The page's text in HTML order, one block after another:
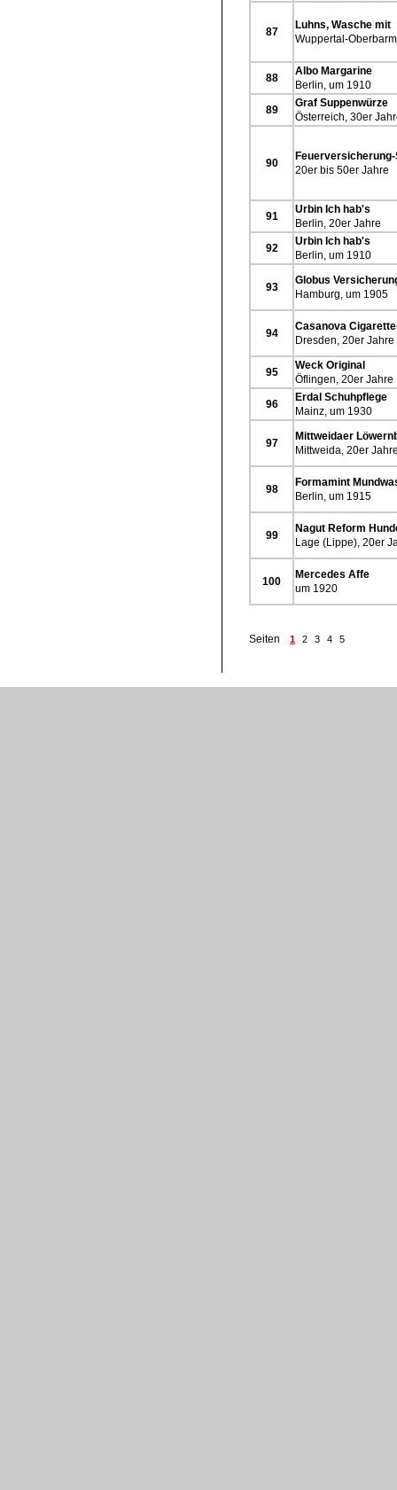
87
Luhns, Wasche mit
Wuppertal-
88
Albo Margarine
Berlin, um 1910
89
Graf Suppenwürze
Österreich, 30er
90
20er bis 50er Jahre
91
Urbin Ich hab's
Berlin, 20er Jahre
92
Urbin Ich hab's
Berlin, um 1910
93
Globus
Hamburg, um 1905
94
Casanova
Dresden, 20er Jahre
95
Weck Original
Öflingen, 20er Jahre
96
Erdal Schuhpflege
Mainz, um 1930
97
Mittweidaer
Mittweida, 20er
98
Formamint
Berlin, um 1915
99
Nagut Reform
Lage (Lippe), 20er
100
Mercedes Affe
um 1920
Seiten 1 2 3 4 5